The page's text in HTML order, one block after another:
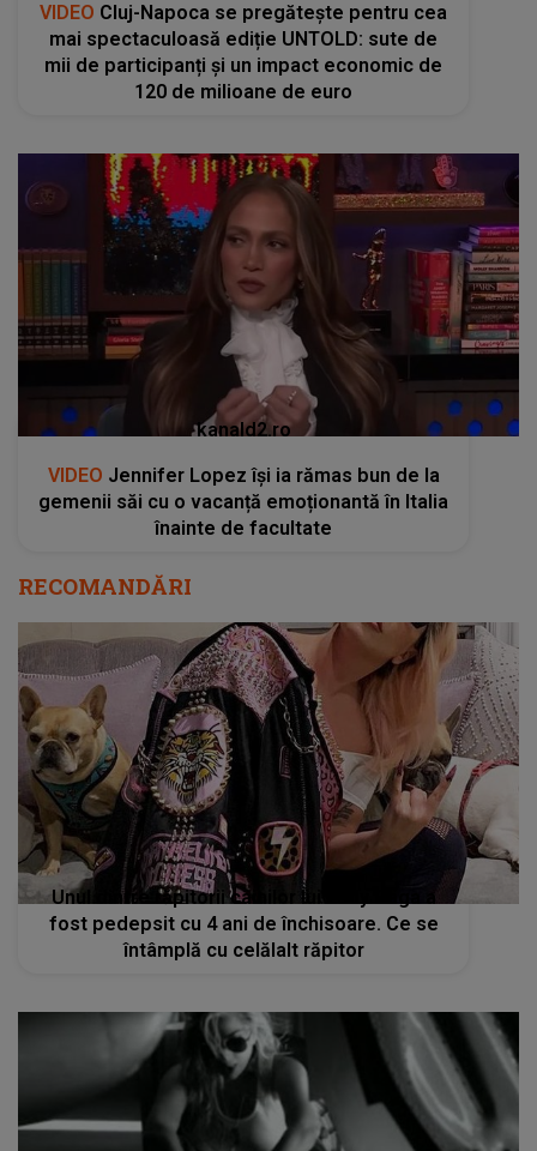
VIDEO Cluj-Napoca se pregătește pentru cea
mai spectaculoasă ediție UNTOLD: sute de
mii de participanți și un impact economic de
120 de milioane de euro
kanald2.ro
VIDEO Jennifer Lopez își ia rămas bun de la
gemenii săi cu o vacanță emoționantă în Italia
înainte de facultate
RECOMANDĂRI
Unul dintre răpitorii câinilor lui Lady Gaga a
fost pedepsit cu 4 ani de închisoare. Ce se
întâmplă cu celălalt răpitor